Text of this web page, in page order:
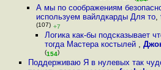
А мы по соображениям
используем вайлдкарды Для то,
(107) +7
Логика как-бы подсказывает
тогда Мастера костылей ,
(154)
Поддерживаю Я в нулевых так